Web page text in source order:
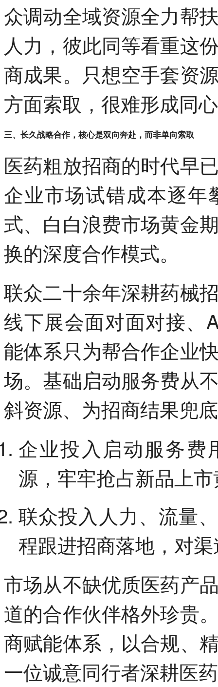
众调动全域资源全力帮
人力，彼此同等看重这
商成果。只想空手套资
方面索取，很难形成同
三、长久战略合作，核心是双向奔赴，而非单向索取
医药粗放招商的时代早
企业市场试错成本逐
式、白白浪费市场黄金
换的深度合作模式。
联众二十余年深耕药械
线下展会面对面对接、
能体系只为帮合作企业
场。基础启动服务费从
斜资源、为招商结果兜
企业投入启动服务费
源，牢牢抢占新品上
联众投入人力、流量
程跟进招商落地，对
市场从不缺优质医药产
道的合作伙伴格外珍贵
商赋能体系，以合规、
一位诚意同行者深耕医